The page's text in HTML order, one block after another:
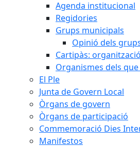
Agenda institucional
Regidories
Grups municipals
Opinió dels
Cartipàs:
Organismes dels
El Ple
Junta de Govern Local
Òrgans de govern
Òrgans de participació
Commemoració Dies
Manifestos